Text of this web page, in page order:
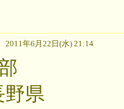
年6月22日(水) 21:14
県